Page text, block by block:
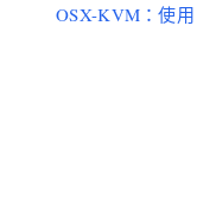
OSX-KVM：使